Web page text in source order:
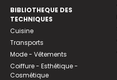
BIBLIOTHEQUE DES
TECHNIQUES
Cuisine
Transports
Mode - Vêtements
Coiffure - Esthétique -
Cosmétique